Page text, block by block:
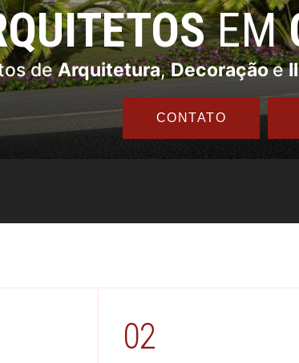
EM
deArquitetura,Decoraçãoe
CONTATO
02